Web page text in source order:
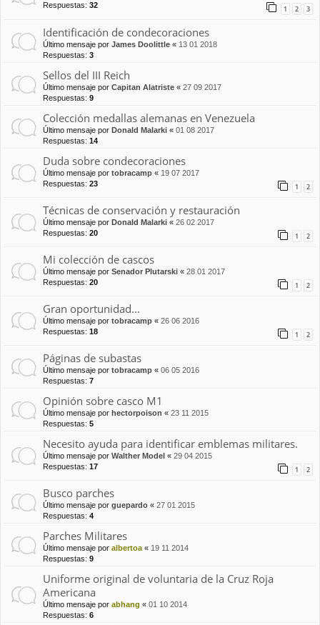
Respuestas: 32 1 2 3
Identificación de condecoraciones
Último mensaje por James Doolittle « 13 01 2018
Respuestas: 3
Sellos del III Reich
Último mensaje por Capitan Alatriste « 27 09 2017
Respuestas: 9
Colección medallas alemanas en Venezuela
Último mensaje por Donald Malarki « 01 08 2017
Respuestas: 14
Duda sobre condecoraciones
Último mensaje por tobracamp « 19 07 2017
Respuestas: 23 1 2
Técnicas de conservación y restauración
Último mensaje por Donald Malarki « 26 02 2017
Respuestas: 20 1 2
Mi colección de cascos
Último mensaje por Senador Plutarski « 28 01 2017
Respuestas: 20 1 2
Gran oportunidad...
Último mensaje por tobracamp « 26 06 2016
Respuestas: 18 1 2
Páginas de subastas
Último mensaje por tobracamp « 06 05 2016
Respuestas: 7
Opinión sobre casco M1
Último mensaje por hectorpoison « 23 11 2015
Respuestas: 5
Necesito ayuda para identificar emblemas militares.
Último mensaje por Walther Model « 29 04 2015
Respuestas: 17 1 2
Busco parches
Último mensaje por guepardo « 27 01 2015
Respuestas: 4
Parches Militares
Último mensaje por albertoa « 19 11 2014
Respuestas: 9
Uniforme original de voluntaria de la Cruz Roja
Americana
Último mensaje por abhang « 01 10 2014
Respuestas: 6